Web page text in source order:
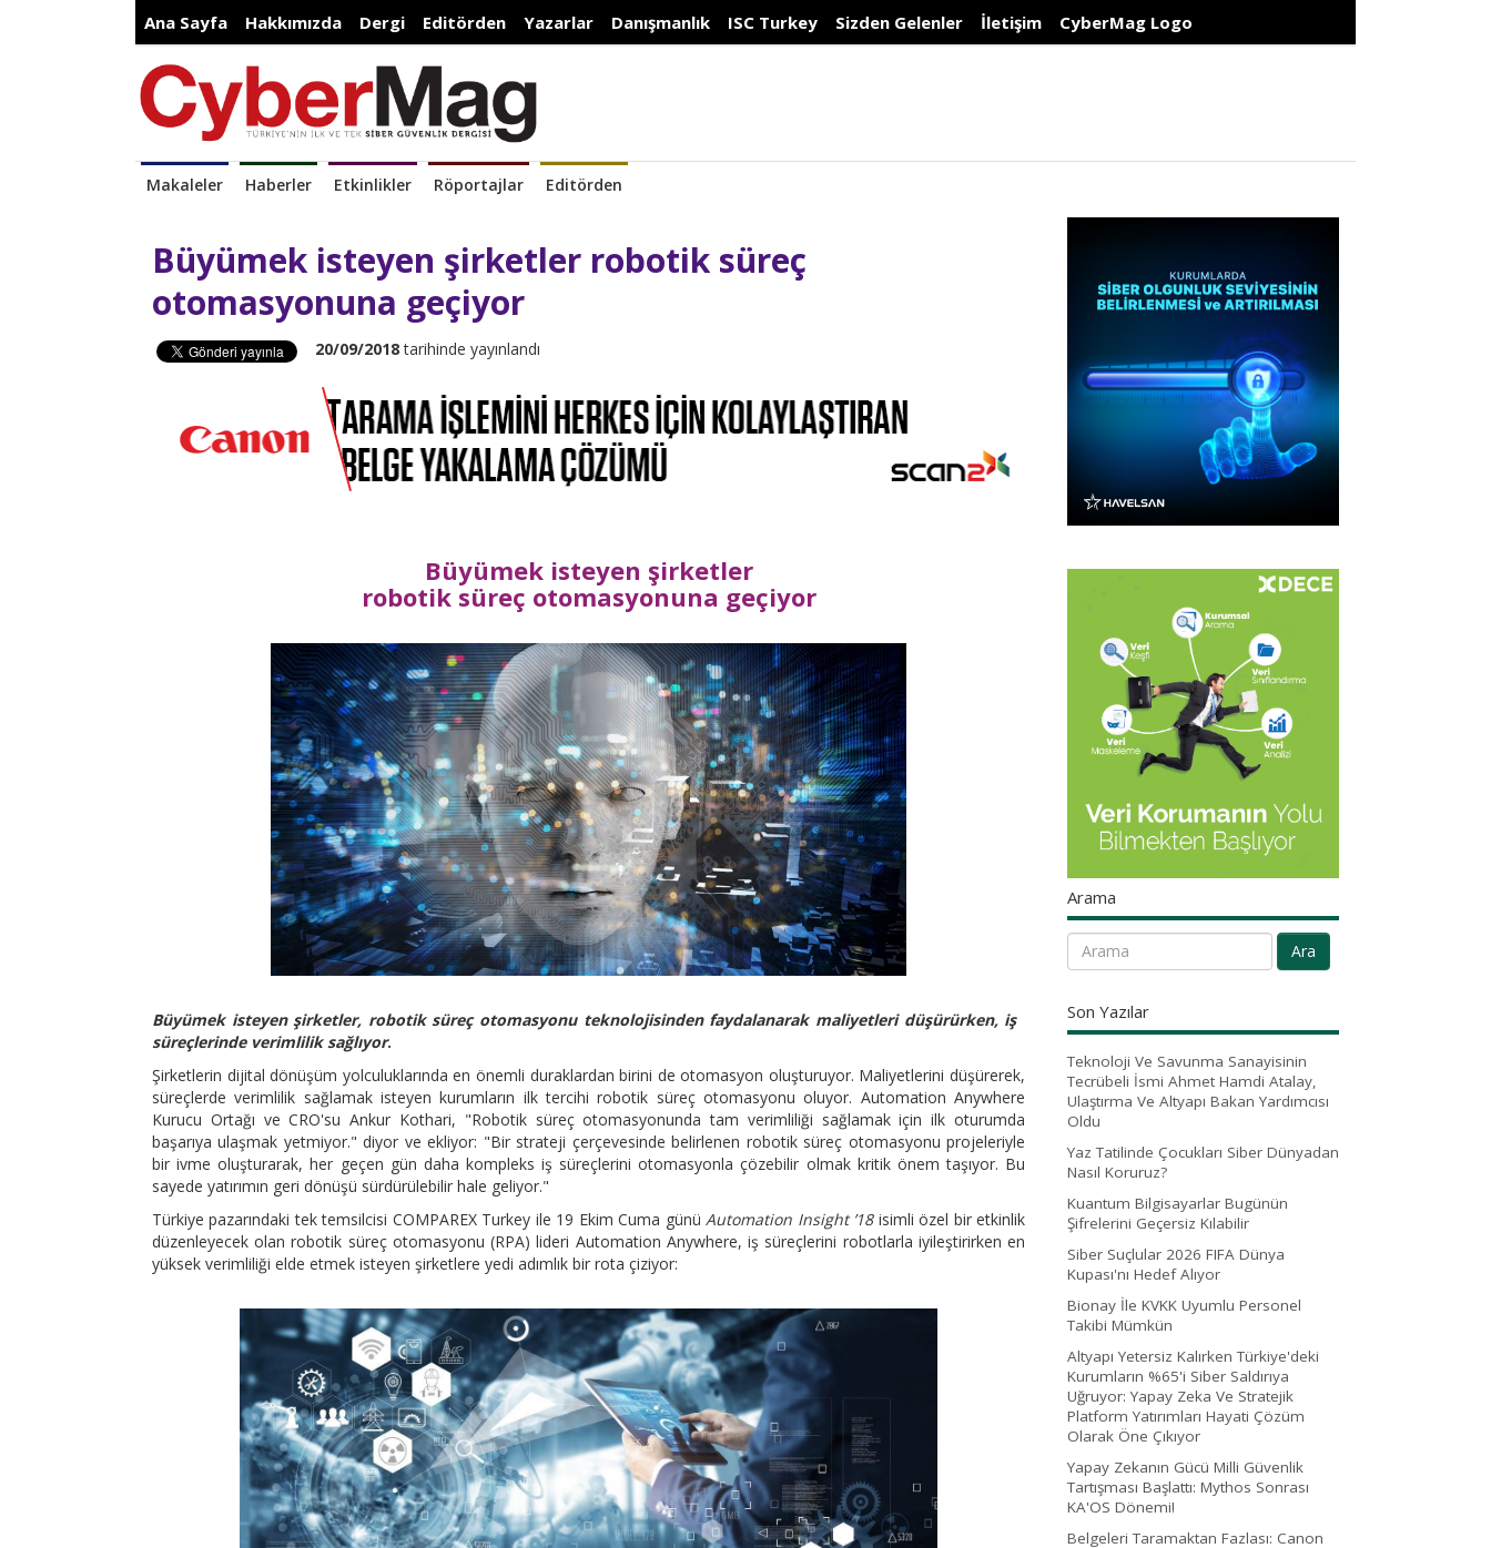
Ana Sayfa Hakkımızda Dergi Editörden Yazarlar Danışmanlık ISC Turkey Sizden Gelenler İletişim CyberMag Logo
Makaleler Haberler Etkinlikler Röportajlar Editörden
Büyümek isteyen şirketler robotik süreç
otomasyonuna geçiyor
20/09/2018tarihinde yayınlandı
Büyümek isteyen şirketler
robotik süreç otomasyonuna geçiyor
Büyümek isteyen şirketler, robotik süreç otomasyonu teknolojisinden faydalanarak maliyetleri düşürürken, iş
süreçlerinde verimlilik sağlıyor.
Şirketlerin dijital dönüşüm yolculuklarında en önemli duraklardan birini de otomasyon oluşturuyor. Maliyetlerini düşürerek,
süreçlerde verimlilik sağlamak isteyen kurumların ilk tercihi robotik süreç otomasyonu oluyor. Automation Anywhere
Kurucu Ortağı ve CRO'su Ankur Kothari, "Robotik süreç otomasyonunda tam verimliliği sağlamak için ilk oturumda
başarıya ulaşmak yetmiyor." diyor ve ekliyor: "Bir strateji çerçevesinde belirlenen robotik süreç otomasyonu projeleriyle
bir ivme oluşturarak, her geçen gün daha kompleks iş süreçlerini otomasyonla çözebilir olmak kritik önem taşıyor. Bu
sayede yatırımın geri dönüşü sürdürülebilir hale geliyor."
Türkiye pazarındaki tek temsilcisi COMPAREX Turkey ile 19 Ekim Cuma günü Automation Insight ’18isimli özel bir etkinlik
düzenleyecek olan robotik süreç otomasyonu (RPA) lideri Automation Anywhere, iş süreçlerini robotlarla iyileştirirken en
yüksek verimliliği elde etmek isteyen şirketlere yedi adımlık bir rota çiziyor:
Arama
Ara
Son Yazılar
Teknoloji Ve Savunma Sanayisinin
Tecrübeli İsmi Ahmet Hamdi Atalay,
Ulaştırma Ve Altyapı Bakan Yardımcısı
Oldu
Yaz Tatilinde Çocukları Siber Dünyadan
Nasıl Koruruz?
Kuantum Bilgisayarlar Bugünün
Şifrelerini Geçersiz Kılabilir
Siber Suçlular 2026 FIFA Dünya
Kupası'nı Hedef Alıyor
Bionay İle KVKK Uyumlu Personel
Takibi Mümkün
Altyapı Yetersiz Kalırken Türkiye'deki
Kurumların %65'i Siber Saldırıya
Uğruyor: Yapay Zeka Ve Stratejik
Platform Yatırımları Hayati Çözüm
Olarak Öne Çıkıyor
Yapay Zekanın Gücü Milli Güvenlik
Tartışması Başlattı: Mythos Sonrası
KA'OS Dönemi!
Belgeleri Taramaktan Fazlası: Canon